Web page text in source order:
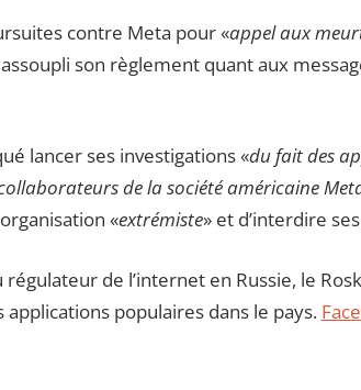
contre Meta pour «appel aux
son règlement quant aux
lancer ses investigations «du fait des
de la société américaine
«extrémiste» et d’interdire
de l’internet en Russie, le
applications populaires dans le pays.